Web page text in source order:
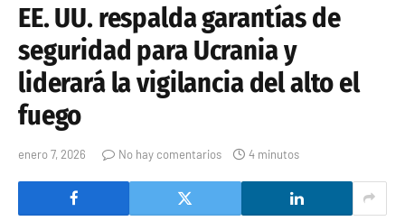
EE. UU. respalda garantías de
seguridad para Ucrania y
liderará la vigilancia del alto el
fuego
enero 7, 2026 No hay comentarios 4 minutos